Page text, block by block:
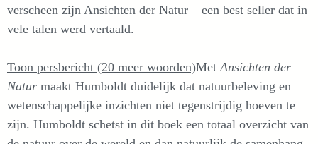
verscheen zijn Ansichten der Natur – een best seller dat in
vele talen werd vertaald.
Toon persbericht (20 meer woorden)Met Ansichten der
Natur maakt Humboldt duidelijk dat natuurbeleving en
wetenschappelijke inzichten niet tegenstrijdig hoeven te
zijn. Humboldt schetst in dit boek een totaal overzicht van